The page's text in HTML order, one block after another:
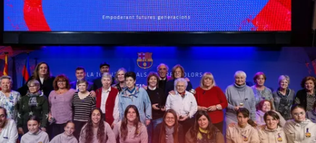
Femenino
Actualidad
Calendario
Entradas
Barça Atlètic
plusicon
más
Actualidad
Calendario
Barça Legends
plusicon
más
Contacto
Formativo masculino
plusicon
más